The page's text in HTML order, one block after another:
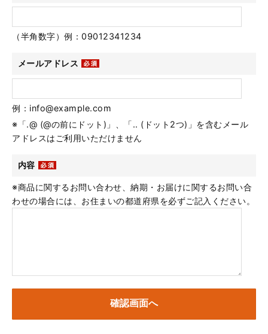
（半角数字）例：09012341234
メールアドレス
例：info@example.com
※「.@ (@の前にドット)」、「.. (ドット2つ)」を含むメール
アドレスはご利用いただけません
内容
※商品に関するお問い合わせ、納期・お届けに関するお問い合
わせの場合には、お住まいの都道府県を必ずご記入ください。